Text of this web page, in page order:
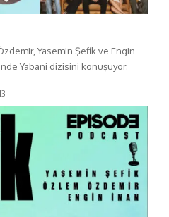
Yasemin Şefik ve Engin
Yabani dizisini konuşuyor.